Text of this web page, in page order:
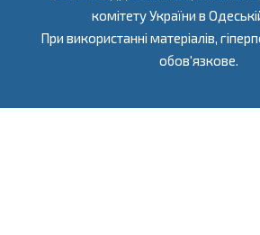
комітету України в
При використанні матеріалів,
обов'язкове.